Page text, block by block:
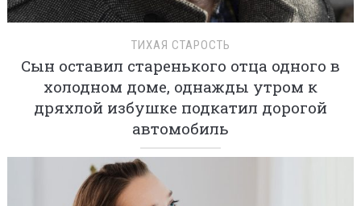
ТИХАЯ СТАРОСТЬ
Сын оставил старенького отца одного в
холодном доме, однажды утром к
дряхлой избушке подкатил дорогой
автомобиль